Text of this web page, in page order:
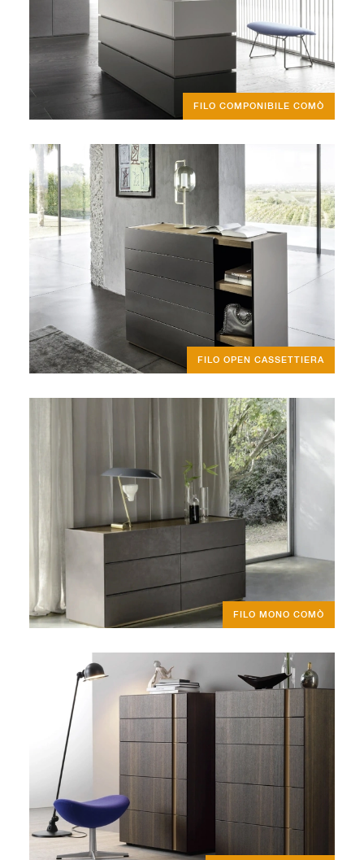
FILO COMPONIBILE COMÒ
FILO OPEN CASSETTIERA
FILO MONO COMÒ